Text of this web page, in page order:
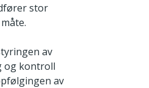
stor
av
og kontroll
av